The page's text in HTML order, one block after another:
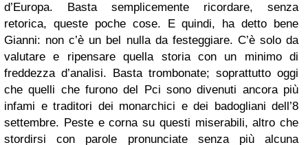
d’Europa. Basta semplicemente ricordare, senza
retorica, queste poche cose. E quindi, ha detto bene
Gianni: non c’è un bel nulla da festeggiare. C’è solo da
valutare e ripensare quella storia con un minimo di
freddezza d’analisi. Basta trombonate; soprattutto oggi
che quelli che furono del Pci sono divenuti ancora più
infami e traditori dei monarchici e dei badogliani dell’8
settembre. Peste e corna su questi miserabili, altro che
stordirsi con parole pronunciate senza più alcuna